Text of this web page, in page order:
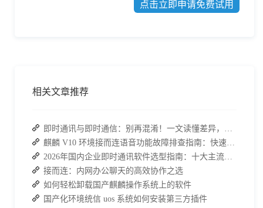
点击立即申请免费试用
相关文章推荐
即时通讯与即时通信：别再混淆！一文读懂差异，接而连适配企业协作需求
麒麟 V10 环境接而连语音功能故障排查指南：快速恢复高效协作
2026年国内企业即时通讯软件选型指南：十大主流平台深度盘点
接而连：内网办公聊天的高效协作之选
如何轻松卸载国产麒麟操作系统上的软件
国产化环境统信 uos 系统如何安装第三方插件